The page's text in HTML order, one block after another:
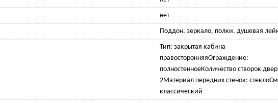
нет
Поддон, зеркало, полки, душевая
Тип: закрытая кабина
правосторонняяОграждение:
полностенноеКоличество створок
2Материал передних стенок:
классический